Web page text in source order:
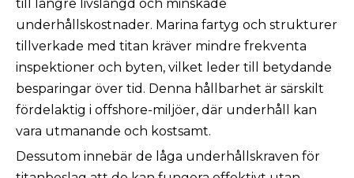
till längre livslängd och minskade
underhållskostnader. Marina fartyg och strukturer
tillverkade med titan kräver mindre frekventa
inspektioner och byten, vilket leder till betydande
besparingar över tid. Denna hållbarhet är särskilt
fördelaktig i offshore-miljöer, där underhåll kan
vara utmanande och kostsamt.
Dessutom innebär de låga underhållskraven för